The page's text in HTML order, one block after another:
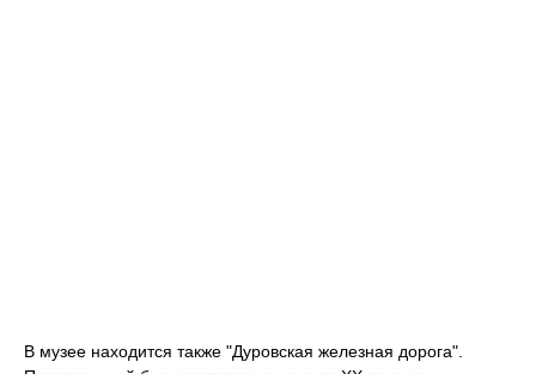
В музее находится также "Дуровская железная дорога".